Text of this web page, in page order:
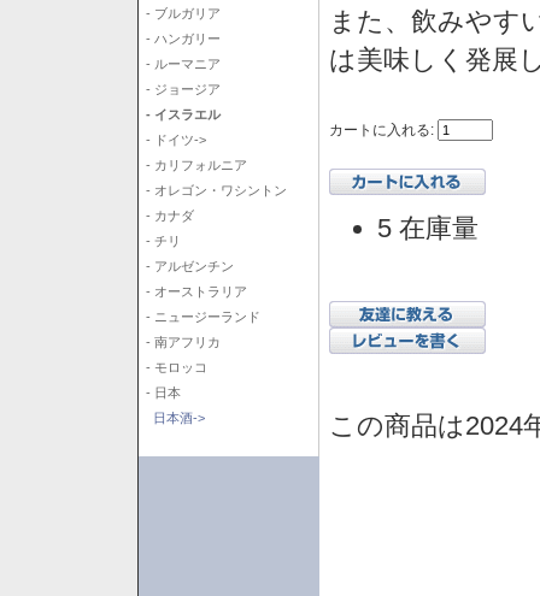
- ブルガリア
- ハンガリー
- ルーマニア
- ジョージア
- イスラエル
- ドイツ->
- カリフォルニア
- オレゴン・ワシントン
- カナダ
- チリ
- アルゼンチン
- オーストラリア
- ニュージーランド
- 南アフリカ
- モロッコ
- 日本
日本酒->
また、飲みやす
は美味しく発展
カートに入れる:
5 在庫量
この商品は2024